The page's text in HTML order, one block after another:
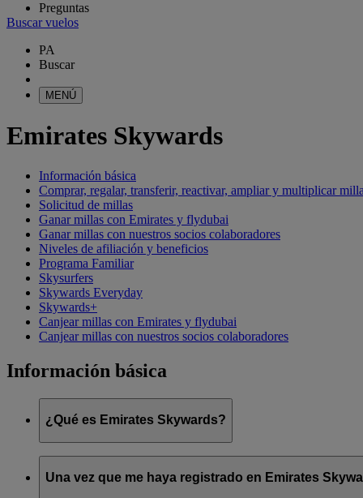
Preguntas
Buscar vuelos
PA
Buscar
MENÚ
Emirates Skywards
Información básica
Comprar, regalar, transferir, reactivar, ampliar y multiplicar
Solicitud de millas
Ganar millas con Emirates y flydubai
Ganar millas con nuestros socios colaboradores
Niveles de afiliación y beneficios
Programa Familiar
Skysurfers
Skywards Everyday
Skywards+
Canjear millas con Emirates y flydubai
Canjear millas con nuestros socios colaboradores
Información básica
¿Qué es Emirates Skywards?
Emirates Skywards es el galardonado programa de
Ofrece a los socios una serie de ventajas y experiencias
Una vez que me haya registrado en Emirates